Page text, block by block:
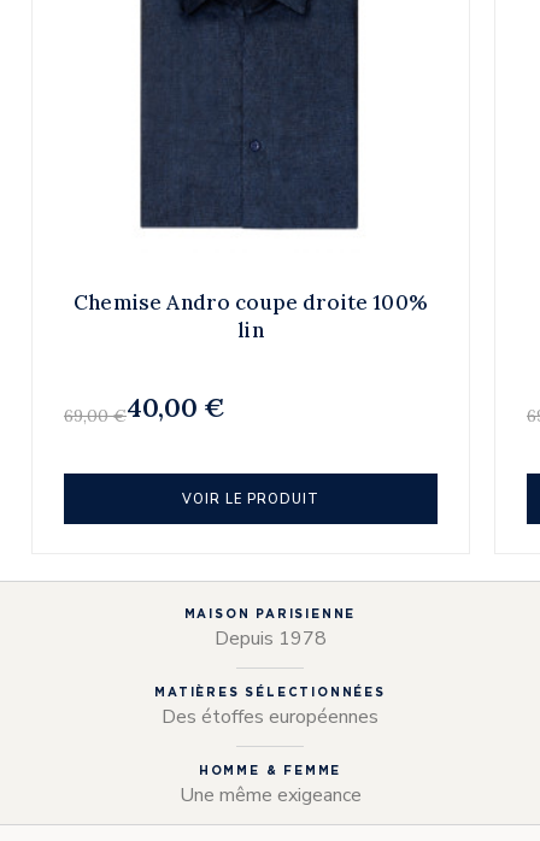
Chemise Andro coupe droite 100%
lin
69,00 €40,00 €
VOIR LE PRODUIT
MAISON PARISIENNE
Depuis 1978
MATIÈRES SÉLECTIONNÉES
Des étoffes européennes
HOMME & FEMME
Une même exigeance